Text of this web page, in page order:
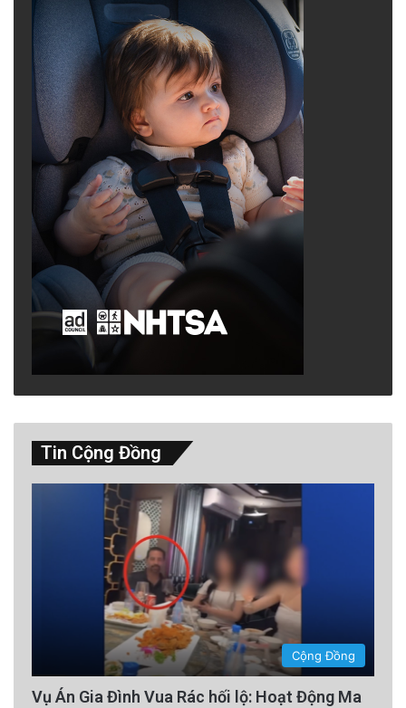
Tin Cộng Đồng
Cộng Đồng
Vụ Án Gia Đình Vua Rác hối lộ: Hoạt Động Ma